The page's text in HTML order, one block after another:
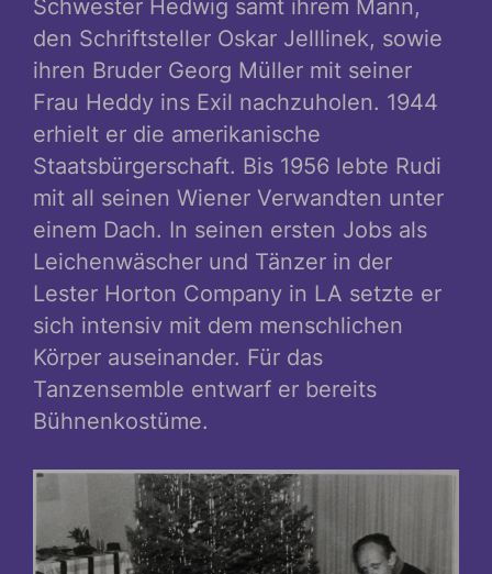
Schwester Hedwig samt ihrem Mann,
den Schriftsteller Oskar Jelllinek, sowie
ihren Bruder Georg Müller mit seiner
Frau Heddy ins Exil nachzuholen. 1944
erhielt er die amerikanische
Staatsbürgerschaft. Bis 1956 lebte Rudi
mit all seinen Wiener Verwandten unter
einem Dach. In seinen ersten Jobs als
Leichenwäscher und Tänzer in der
Lester Horton Company in LA setzte er
sich intensiv mit dem menschlichen
Körper auseinander. Für das
Tanzensemble entwarf er bereits
Bühnenkostüme.